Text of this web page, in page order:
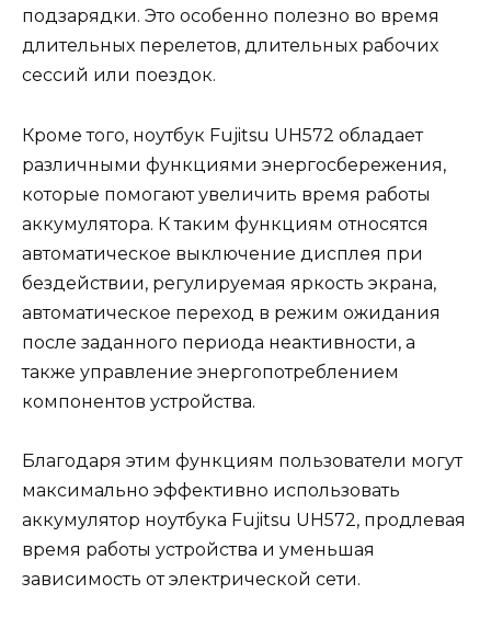
подзарядки. Это особенно полезно во время
длительных перелетов, длительных рабочих
сессий или поездок.
Кроме того, ноутбук Fujitsu UH572 обладает
различными функциями энергосбережения,
которые помогают увеличить время работы
аккумулятора. К таким функциям относятся
автоматическое выключение дисплея при
бездействии, регулируемая яркость экрана,
автоматическое переход в режим ожидания
после заданного периода неактивности, а
также управление энергопотреблением
компонентов устройства.
Благодаря этим функциям пользователи могут
максимально эффективно использовать
аккумулятор ноутбука Fujitsu UH572, продлевая
время работы устройства и уменьшая
зависимость от электрической сети.